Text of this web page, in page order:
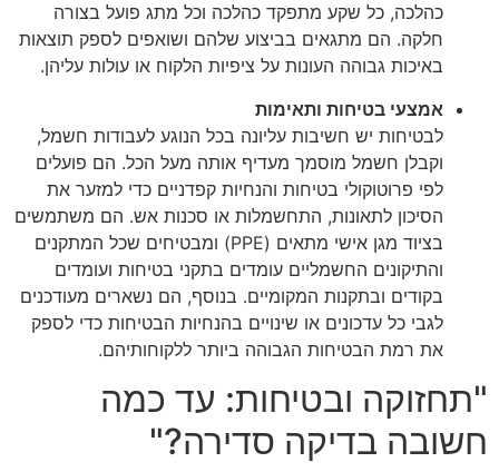
כהלכה, כל שקע מתפקד כהלכה וכל מתג פועל בצורה
חלקה. הם מתגאים בביצוע שלהם ושואפים לספק תוצאות
באיכות גבוהה העונות על ציפיות הלקוח או עולות עליהן.
אמצעי בטיחות ותאימות
לבטיחות יש חשיבות עליונה בכל הנוגע לעבודות חשמל,
וקבלן חשמל מוסמך מעדיף אותה מעל הכל. הם פועלים
לפי פרוטוקולי בטיחות והנחיות קפדניים כדי למזער את
הסיכון לתאונות, התחשמלות או סכנות אש. הם משתמשים
בציוד מגן אישי מתאים (PPE) ומבטיחים שכל המתקנים
והתיקונים החשמליים עומדים בתקני בטיחות ועומדים
בקודים ובתקנות המקומיים. בנוסף, הם נשארים מעודכנים
לגבי כל עדכונים או שינויים בהנחיות הבטיחות כדי לספק
את רמת הבטיחות הגבוהה ביותר ללקוחותיהם.
"תחזוקה ובטיחות: עד כמה
חשובה בדיקה סדירה?"